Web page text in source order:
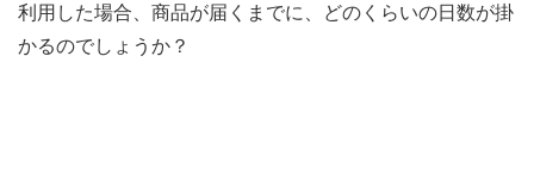
利用した場合、商品が届くまでに、どのくらいの日数が掛
かるのでしょうか？